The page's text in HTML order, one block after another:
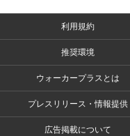
利用規約
推奨環境
ウォーカープラスとは
プレスリリース・情報提供
広告掲載について